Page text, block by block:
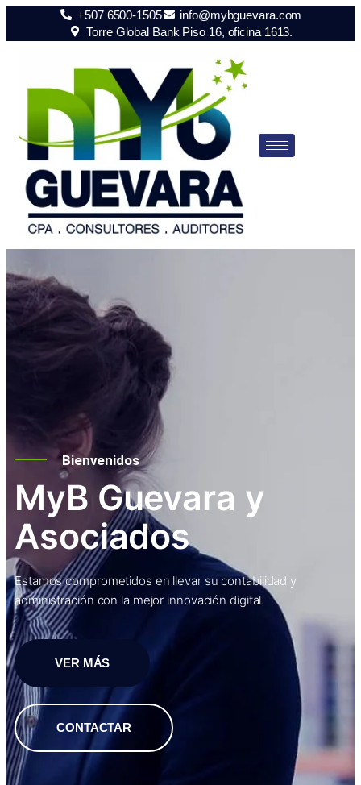
+507 6500-1505
info@mybguevara.com
Torre Global Bank Piso 16, oficina 1613.
Bienvenidos
MyB Guevara y
Asociados
Estamos comprometidos en llevar su contabilidad y
administración con la mejor innovación digital.
VER MÁS
CONTACTAR